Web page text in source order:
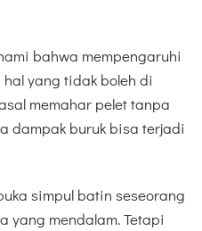
bahwa mempengaruhi
yang tidak boleh di
memahar pelet tanpa
dampak buruk bisa terjadi
simpul batin seseorang
yang mendalam. Tetapi